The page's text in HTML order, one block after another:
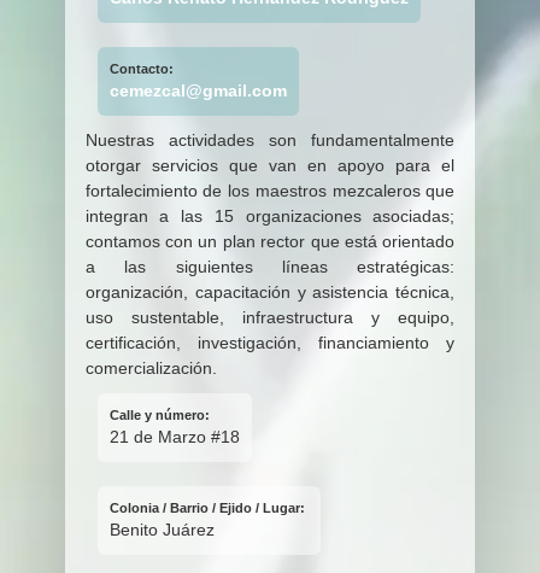
Contacto:
cemezcal@gmail.com
Nuestras actividades son fundamentalmente
otorgar servicios que van en apoyo para el
fortalecimiento de los maestros mezcaleros que
integran a las 15 organizaciones asociadas;
contamos con un plan rector que está orientado
a las siguientes líneas estratégicas:
organización, capacitación y asistencia técnica,
uso sustentable, infraestructura y equipo,
certificación, investigación, financiamiento y
comercialización.
Calle y número:
21 de Marzo #18
Colonia / Barrio / Ejido / Lugar:
Benito Juárez